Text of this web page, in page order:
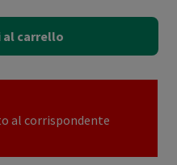
al carrello
al corrispondente